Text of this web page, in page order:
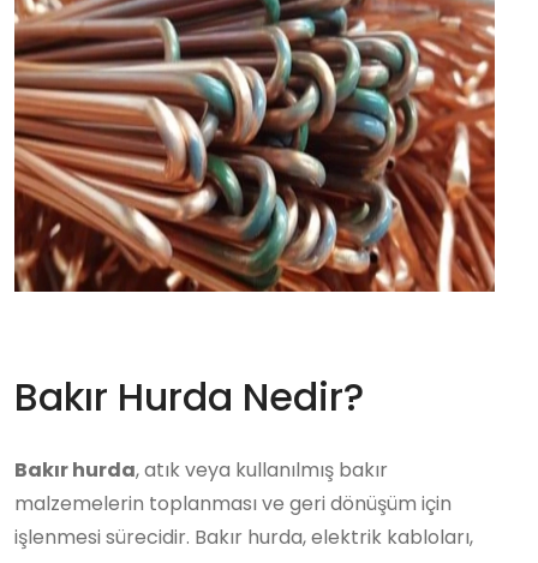
Bakır Hurda Nedir?
Bakır hurda, atık veya kullanılmış bakır
malzemelerin toplanması ve geri dönüşüm için
işlenmesi sürecidir. Bakır hurda, elektrik kabloları,